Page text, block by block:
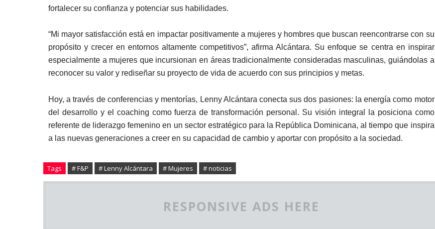
fortalecer su confianza y potenciar sus habilidades.
“Mi mayor satisfacción está en impactar positivamente a mujeres y hombres que buscan reencontrarse con su
propósito y crecer en entornos altamente competitivos”, afirma Alcántara. Su enfoque se centra en inspirar
especialmente a mujeres que incursionan en áreas tradicionalmente consideradas masculinas, guiándolas a
reconocer su valor y rediseñar su proyecto de vida de acuerdo con sus principios y metas.
Hoy, a través de conferencias y mentorías, Lenny Alcántara conecta sus dos pasiones: la energía como motor
del desarrollo y el coaching como fuerza de transformación personal. Su visión integral la posiciona como
referente de liderazgo femenino en un sector estratégico para la República Dominicana, al tiempo que inspira
a las nuevas generaciones a creer en su capacidad de cambio y aportar con propósito a la sociedad.
Tags # F&P # Lenny Alcántara # Mujeres # noticias
RESPONSIVE ADS HERE